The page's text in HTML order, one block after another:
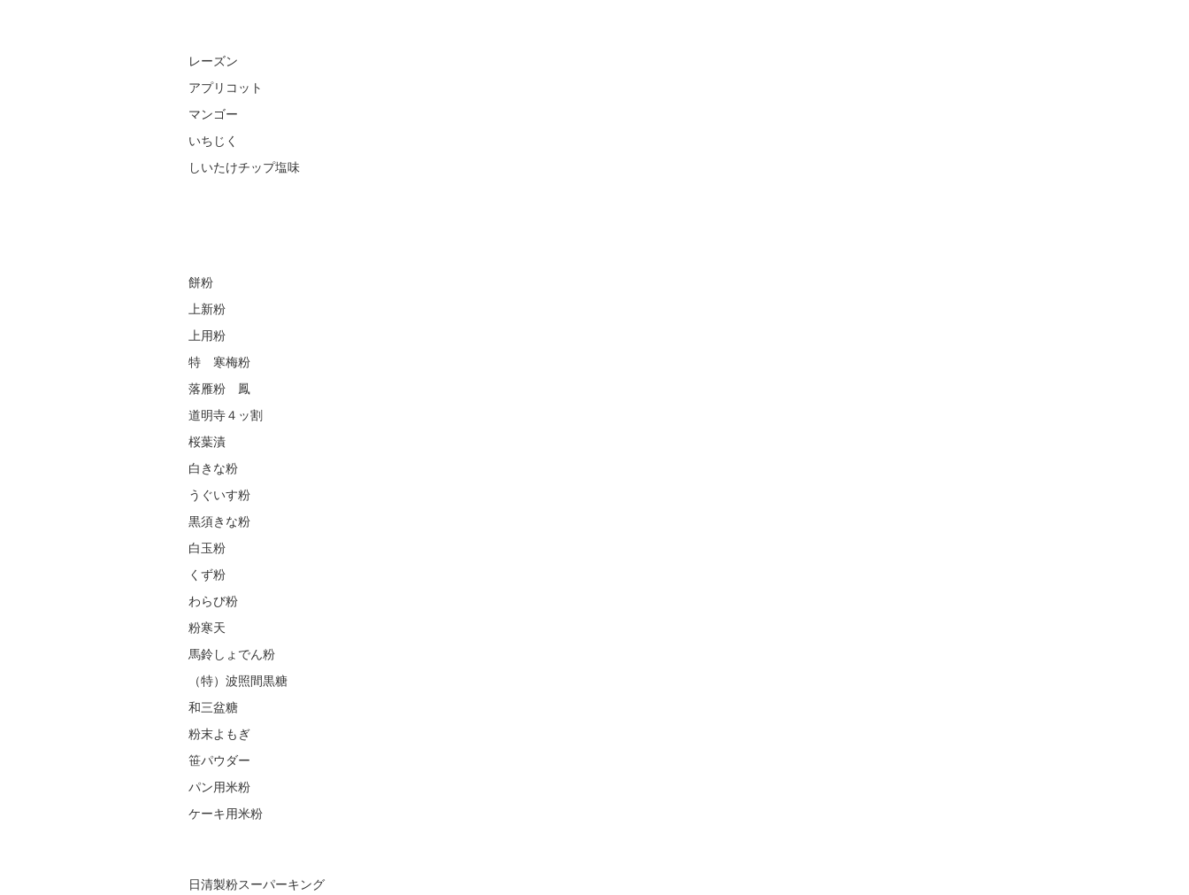
レーズン
アプリコット
マンゴー
いちじく
しいたけチップ塩味
餅粉
上新粉
上用粉
特 寒梅粉
落雁粉 鳳
道明寺４ッ割
桜葉漬
白きな粉
うぐいす粉
黒須きな粉
白玉粉
くず粉
わらび粉
粉寒天
馬鈴しょでん粉
（特）波照間黒糖
和三盆糖
粉末よもぎ
笹パウダー
パン用米粉
ケーキ用米粉
日清製粉スーパーキング